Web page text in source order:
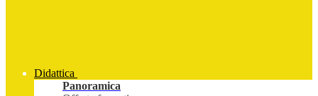
Didattica
Panoramica